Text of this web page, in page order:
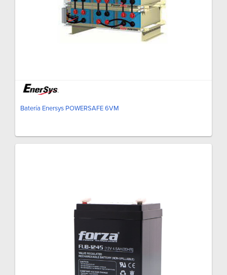
Batería Enersys POWERSAFE 6VM